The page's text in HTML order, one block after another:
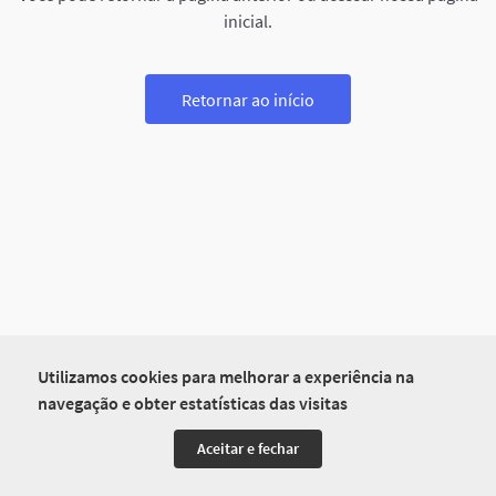
Utilizamos cookies para melhorar a experiência na
navegação e obter estatísticas das visitas
Aceitar e fechar
inicial.
Retornar ao início